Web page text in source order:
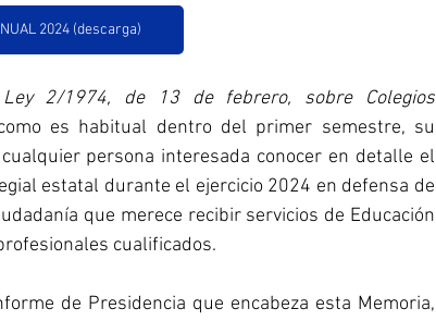
2024 (descarga)
Ley 2/1974, de 13 de febrero, sobre Colegios
persona interesada conocer en detalle el
estatal durante el ejercicio 2024 en defensa de
que merece recibir servicios de Educación
cualificados.